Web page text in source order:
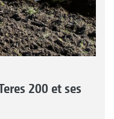
200 et ses